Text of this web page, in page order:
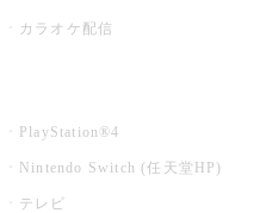
カラオケ配信
PlayStation®4
Nintendo Switch (任天堂HP)
テレビ